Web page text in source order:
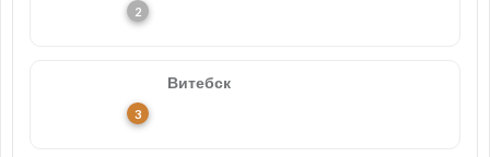
Витебск